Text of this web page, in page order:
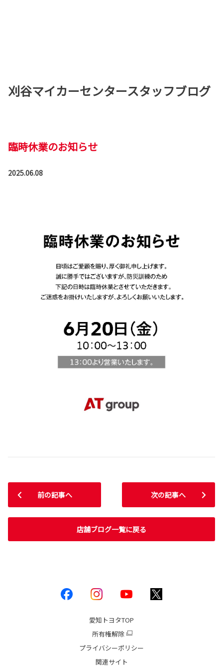
刈谷マイカーセンタースタッフブログ
臨時休業のお知らせ
2025.06.08
前の記事へ
店舗ブログ一覧に戻る
次の記事へ
愛知トヨタTOP
所有権解除
プライバシーポリシー
関連サイト